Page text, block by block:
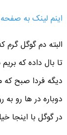
اینم لینک به
تا بال داده که
دیگه فردا صبح
دوباره در ها رو
در گوگل با اینجا